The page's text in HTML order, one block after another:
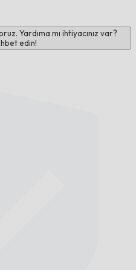
Yardıma mı ihtiyacınız var?
edin!